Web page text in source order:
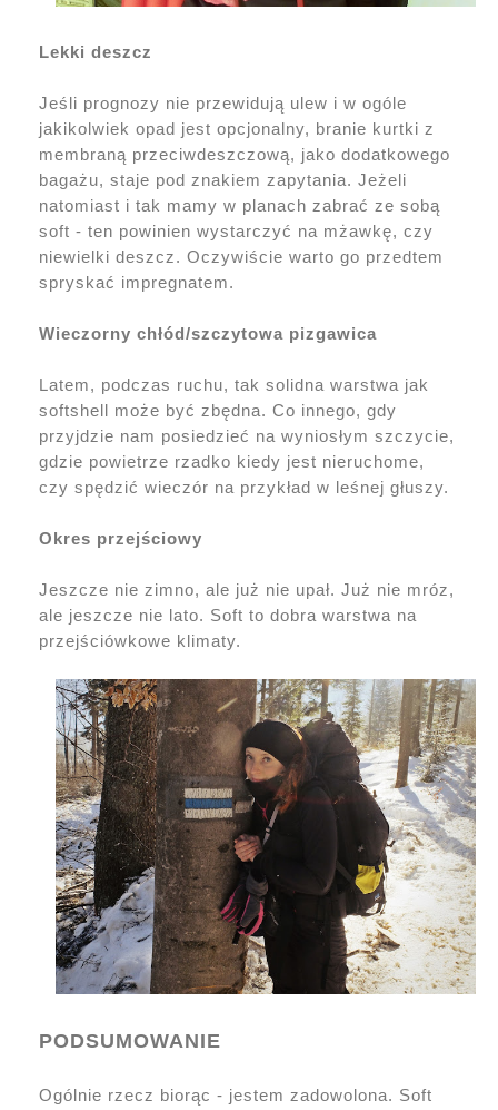
Lekki deszcz
Jeśli prognozy nie przewidują ulew i w ogóle
jakikolwiek opad jest opcjonalny, branie kurtki z
membraną przeciwdeszczową, jako dodatkowego
bagażu, staje pod znakiem zapytania. Jeżeli
natomiast i tak mamy w planach zabrać ze sobą
soft - ten powinien wystarczyć na mżawkę, czy
niewielki deszcz. Oczywiście warto go przedtem
spryskać impregnatem.
Wieczorny chłód/szczytowa pizgawica
Latem, podczas ruchu, tak solidna warstwa jak
softshell może być zbędna. Co innego, gdy
przyjdzie nam posiedzieć na wyniosłym szczycie,
gdzie powietrze rzadko kiedy jest nieruchome,
czy spędzić wieczór na przykład w leśnej głuszy.
Okres przejściowy
Jeszcze nie zimno, ale już nie upał. Już nie mróz,
ale jeszcze nie lato. Soft to dobra warstwa na
przejściówkowe klimaty.
PODSUMOWANIE
Ogólnie rzecz biorąc - jestem zadowolona. Soft